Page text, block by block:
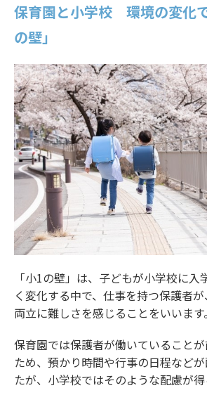
保育園と小学校 環境の変化
の壁」
「小1の壁」は、子どもが小学校に入
く変化する中で、仕事を持つ保護者
両立に難しさを感じることをいいます。
保育園では保護者が働いていること
ため、預かり時間や行事の日程など
たが、小学校ではそのような配慮が